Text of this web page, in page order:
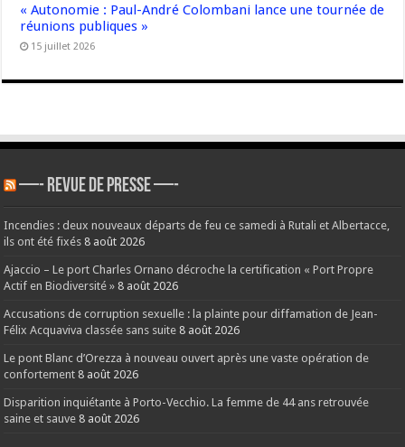
« Autonomie : Paul-André Colombani lance une tournée de
réunions publiques »
15 juillet 2026
—- REVUE DE PRESSE —-
Incendies : deux nouveaux départs de feu ce samedi à Rutali et Albertacce,
ils ont été fixés 8 août 2026
Ajaccio – Le port Charles Ornano décroche la certification « Port Propre
Actif en Biodiversité » 8 août 2026
Accusations de corruption sexuelle : la plainte pour diffamation de Jean-
Félix Acquaviva classée sans suite 8 août 2026
Le pont Blanc d’Orezza à nouveau ouvert après une vaste opération de
confortement 8 août 2026
Disparition inquiétante à Porto-Vecchio. La femme de 44 ans retrouvée
saine et sauve 8 août 2026